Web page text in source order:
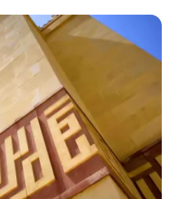
na Facebooku
s e-mailom